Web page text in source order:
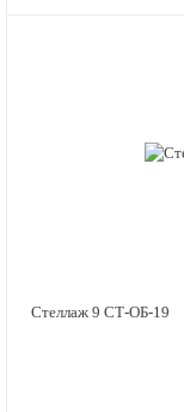
Стеллаж 9 СТ-ОБ-19